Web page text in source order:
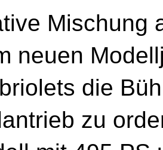
Mischung
neuen
die
zu